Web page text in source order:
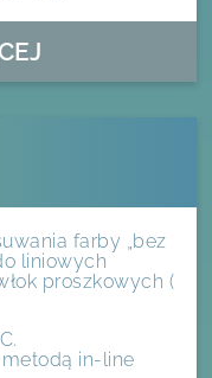
farby „bez
liniowych
proszkowych (
in-line